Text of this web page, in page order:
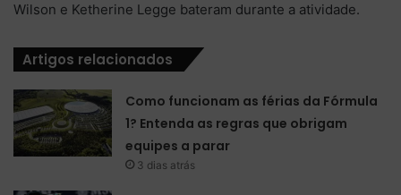
Wilson e Ketherine Legge bateram durante a atividade.
Artigos relacionados
Como funcionam as férias da Fórmula
1? Entenda as regras que obrigam
equipes a parar
3 dias atrás